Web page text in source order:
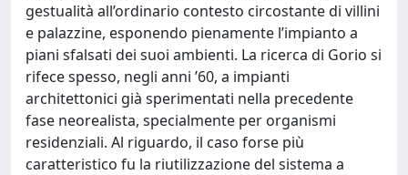
gestualità all’ordinario contesto circostante di villini
e palazzine, esponendo pienamente l’impianto a
piani sfalsati dei suoi ambienti. La ricerca di Gorio si
rifece spesso, negli anni ’60, a impianti
architettonici già sperimentati nella precedente
fase neorealista, specialmente per organismi
residenziali. Al riguardo, il caso forse più
caratteristico fu la riutilizzazione del sistema a